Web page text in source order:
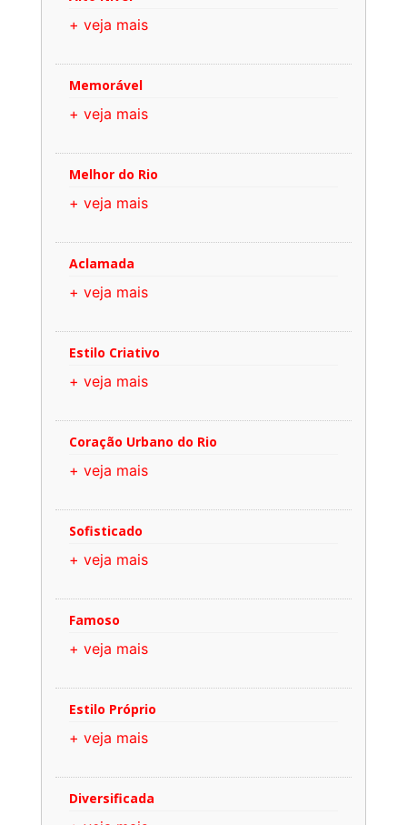
+ veja mais
Memorável
+ veja mais
Melhor do Rio
+ veja mais
Aclamada
+ veja mais
Estilo Criativo
+ veja mais
Coração Urbano do Rio
+ veja mais
Sofisticado
+ veja mais
Famoso
+ veja mais
Estilo Próprio
+ veja mais
Diversificada